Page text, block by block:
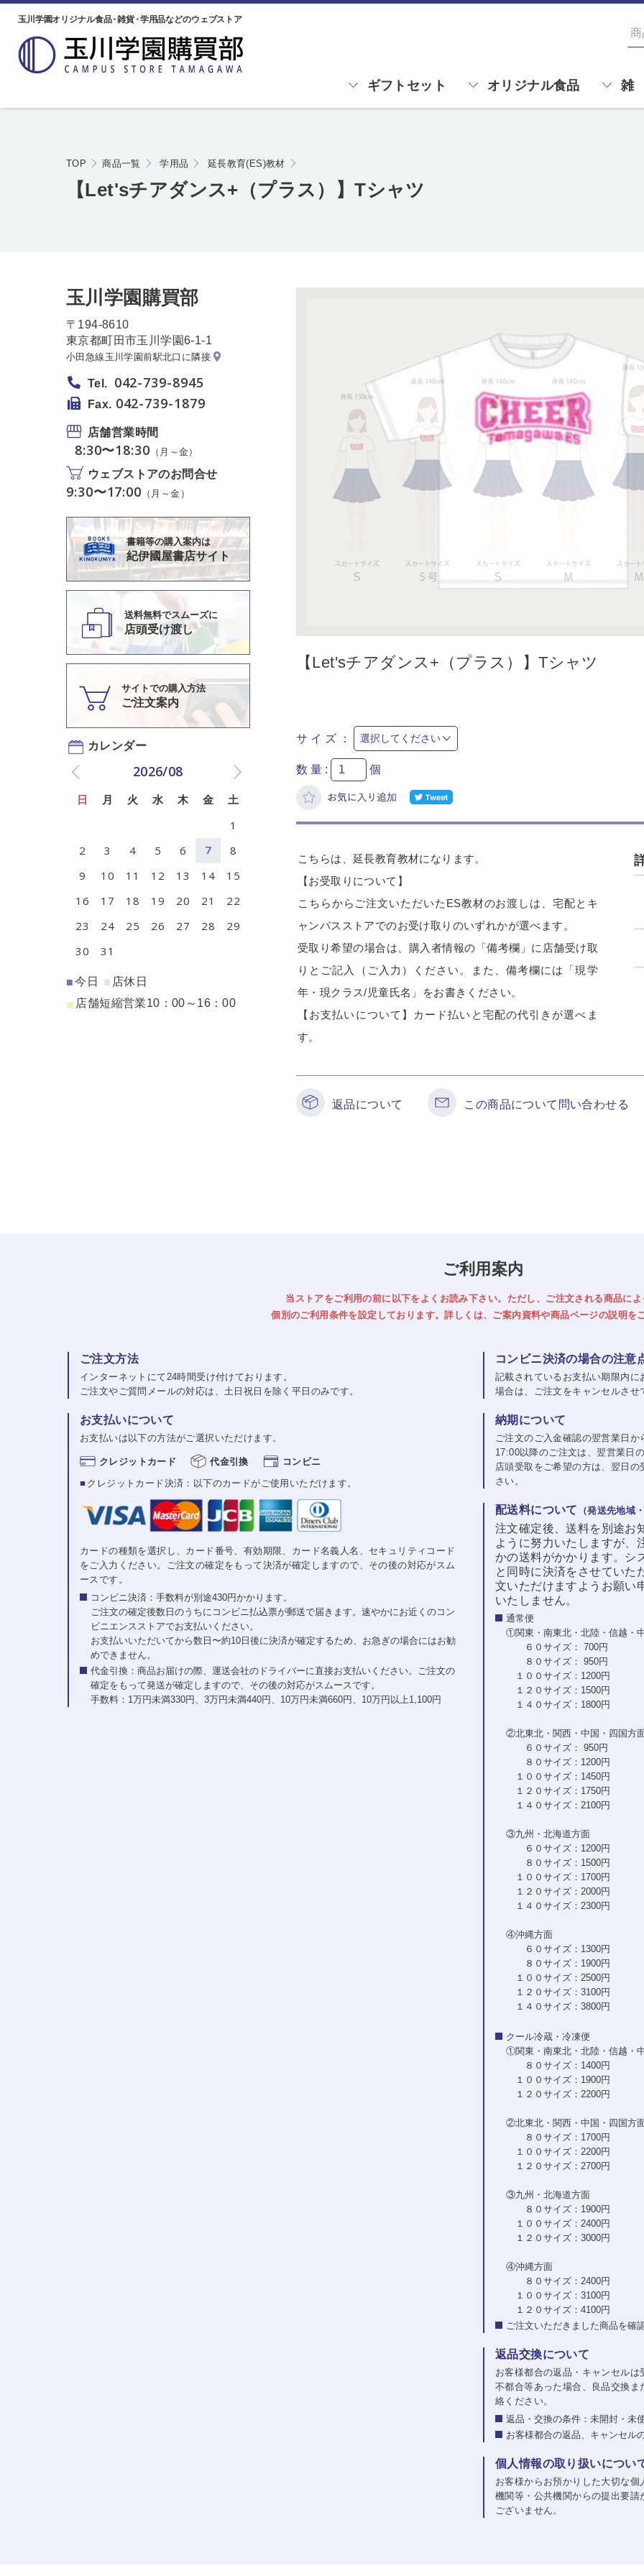
玉川学園オリジナル食品・雑貨・学用品などのウェブストア
ギフトセット オリジナル食品 雑
TOP 商品一覧 学用品 延長教育(ES)教材
【Let'sチアダンス+（プラス）】Tシャツ
【Let'sチアダンス+（プラス）】Tシャツ
サイズ：
数量: 個
こちらは、延長教育教材になります。
【お受取りについて】
こちらからご注文いただいたES教材のお渡しは、宅配とキ
ャンパスストアでのお受け取りのいずれかが選べます。
受取り希望の場合は、購入者情報の「備考欄」に店舗受け取
りとご記入（ご入力）ください。また、備考欄には「現学
年・現クラス/児童氏名」をお書きください。
【お支払いについて】カード払いと宅配の代引きが選べま
す。
返品について この商品について問い合わせる
玉川学園購買部
〒194-8610
東京都町田市玉川学園6-1-1
小田急線玉川学園前駅北口に隣接
Tel. 042-739-8945
Fax. 042-739-1879
店舗営業時間
8:30〜18:30 （月～金）
ウェブストアのお問合せ
9:30〜17:00 （月～金）
書籍等の購入案内は
紀伊國屋書店サイト
送料無料でスムーズに
店頭受け渡し
サイトでの購入方法
ご注文案内
2026/08
日 月 火 水 木 金
土
1
2
3 4 5 6 7
8
9
10 11 12 13 14
15
16
17 18 19 20 21
22
23
24 25 26 27 28
29
30
31
■ 今日 ■ 店休日
■ 店舗短縮営業10：00～16：00
ご利用案内
当ストアをご利用の前に以下をよくお読み下さい。 ただし、ご注文される商品によ
個別のご利用条件を設定しております。詳しくは、ご案内資料や商品ページの説明を
ご注文方法
インターネットにて24時間受け付けております。
ご注文やご質問メールの対応は、土日祝日を除く平日のみです。
お支払いについて
お支払いは以下の方法がご選択いただけます。
クレジットカード 代金引換
コンビニ
■ クレジットカード決済：以下のカードがご使用いただけます。
カードの種類を選択し、カード番号、有効期限、カード名義人名、セキュリティコード
をご入力ください。ご注文の確定をもって決済が確定しますので、その後の対応がスム
ースです。
コンビニ決済：手数料が別途430円かかります。
ご注文の確定後数日のうちにコンビニ払込票が郵送で届きます。速やかにお近くのコン
ビニエンスストアでお支払いください。
お支払いいただいてから数日〜約10日後に決済が確定するため、お急ぎの場合にはお勧
めできません。
代金引換：商品お届けの際、運送会社のドライバーに直接お支払いください。ご注文の
確定をもって発送が確定しますので、その後の対応がスムースです。
手数料：1万円未満330円、3万円未満440円、10万円未満660円、10万円以上1,100円
コンビニ決済の場合の注意
記載されているお支払い期限内
場合は、ご注文をキャンセルさせ
納期について
ご注文のご入金確認の翌営業日か
17:00以降のご注文は、翌営業日
店頭受取をご希望の方は、翌日
さい。
配送料について （発送先地域
注文確定後、送料を別途お
ように努力いたしますが、
かの送料がかかります。シ
と同時に決済をさせていた
文いただけますようお願い
いたしません。
通常便
①関東・南東北・北陸・信越・
６０サイズ： 700円
８０サイズ： 950円
１００サイズ：1200円
１２０サイズ：1500円
１４０サイズ：1800円
②北東北・関西・中国・四国方
６０サイズ： 950円
８０サイズ：1200円
１００サイズ：1450円
１２０サイズ：1750円
１４０サイズ：2100円
③九州・北海道方面
６０サイズ：1200円
８０サイズ：1500円
１００サイズ：1700円
１２０サイズ：2000円
１４０サイズ：2300円
④沖縄方面
６０サイズ：1300円
８０サイズ：1900円
１００サイズ：2500円
１２０サイズ：3100円
１４０サイズ：3800円
クール冷蔵・冷凍便
①関東・南東北・北陸・信越・
８０サイズ：1400円
１００サイズ：1900円
１２０サイズ：2200円
②北東北・関西・中国・四国方
８０サイズ：1700円
１００サイズ：2200円
１２０サイズ：2700円
③九州・北海道方面
８０サイズ：1900円
１００サイズ：2400円
１２０サイズ：3000円
④沖縄方面
８０サイズ：2400円
１００サイズ：3100円
１２０サイズ：4100円
ご注文いただきました商品を確
返品交換について
お客様都合の返品・キャンセルは
不都合等あった場合、良品交換
絡ください。
返品・交換の条件：未開封・未
お客様都合の返品、キャンセル
個人情報の取り扱いについ
お客様からお預かりした大切な
機関等・公共機関からの提出要
ございません。